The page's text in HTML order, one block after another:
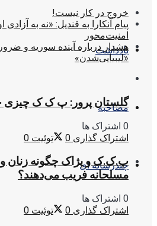
یادداشت
مصاحبه
چندرسانه ای
خروج در کار نیست!
پیام آنکارا به قندیل: «نه به آزادی
امنیت‌محور
هشدار درباره آینده سوریه و
«لیبیایی‌شدن»
گلستان پرور: پ ک ک چیزی
0 اشتراک ها
اشتراک گذاری 0 توئیت 0
پ.ک.ک و پژاک چگونه زنان و
مسلحانه فریب می‌دهند؟
0 اشتراک ها
اشتراک گذاری 0 توئیت 0